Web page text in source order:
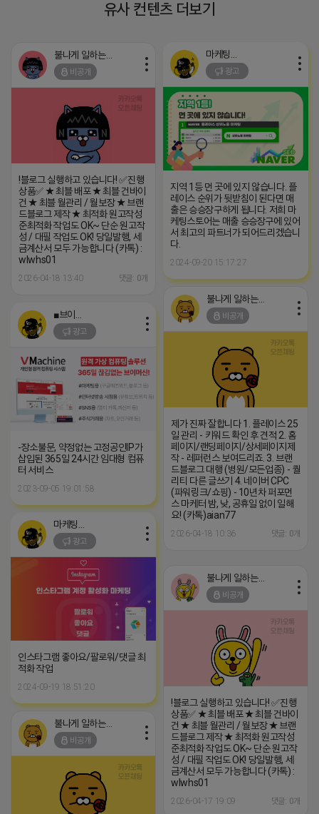
유사 컨텐츠 더보기
불나게 일하는 네오
비공개
!블로그 실행하고 있습니다! ✅진행
상품✅ ★ 최블 배포 ★ 최블 건바이
건 ★ 최블 월관리 / 월보장 ★ 브랜
드블로그 제작 ★ 최적화 원고작성
준최적화 작업도 OK~ 단순 원고작
성 / 대필 작업도 OK! 당일발행, 세
금계산서 모두 가능합니다 (카톡) :
wlwhs01
2026-04-18 13:40 댓글: 0개
광고
지역 1등 먼 곳에 있지 않습니다. 플
레이스 순위가 뒷받침이 된다면 매
출은 승승장구하게 됩니다. 저희 마
케팅스토어는 매출 승승장구에 있어
서 최고의 파트너가 되어드리겠습니
다.
2024-09-20 15:17:27
불나게 일하는 네오
비공개
제가 진짜 잘합니다 1. 플레이스 25
일 관리 - 키워드 확인 후 견적 2. 홈
페이지/랜딩페이지/상세페이지제
작 - 레퍼런스 보여드리죠. 3. 브랜
드블로그 대행­ (병원/모든업종) - 퀄
리티 다른 글쓰기 4. 네이버 CPC
(파워링크/쇼핑) - 10년차 퍼포먼
스 마케터 밤, 낮, 공휴일 없이 일해
요! (카톡)aian77
2026-04-18 10:36 댓글: 0개
광고
-장소불문, 약정없는 고정공인IP가
삽입된 365일 24시간 임대형 컴퓨
터 서비스
2023-09-05 19:01:58
광고
인스타그램 좋아요/팔로워/댓글 최
적화 작업
2024-09-19 18:51:20
불나게 일하는 네오
비공개
!블로그 실행하고 있습니다! ✅진행
상품✅ ★ 최블 배포 ★ 최블 건바이
건 ★ 최블 월관리 / 월보장 ★ 브랜
드블로그 제작 ★ 최적화 원고작성
준최적화 작업도 OK~ 단순 원고작
성 / 대필 작업도 OK! 당일발행, 세
금계산서 모두 가능합니다 (카톡) :
wlwhs01
2026-04-17 19:09 댓글: 0개
불나게 일하는 네오
비공개